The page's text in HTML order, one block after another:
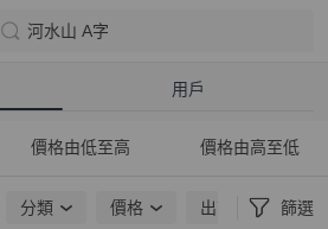
河水山 A字
用戶
價格由低至高 價格由高至低
分類 價格 出貨地點 篩選